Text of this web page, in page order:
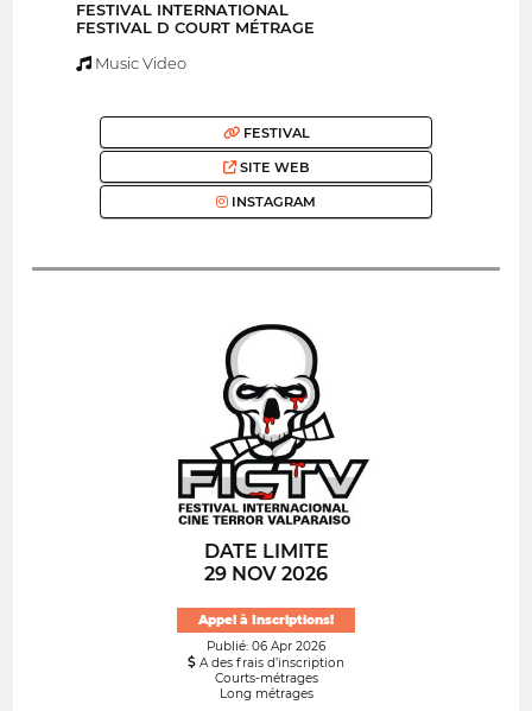
FESTIVAL INTERNATIONAL
FESTIVAL D COURT MÉTRAGE
Music Video
FESTIVAL
SITE WEB
INSTAGRAM
DATE LIMITE
29 NOV 2026
Appel à Inscriptions!
Publié: 06 Apr 2026
A des frais d’inscription
Courts-métrages
Long métrages